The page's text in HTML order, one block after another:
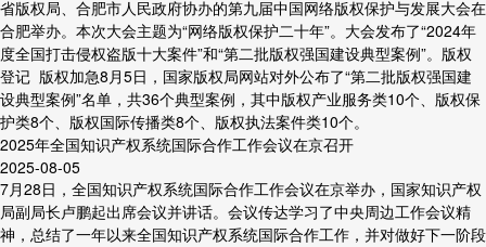
省版权局、合肥市人民政府协办的第九届中国网络版权保护与发展大会在
合肥举办。本次大会主题为“网络版权保护二十年”。大会发布了“2024年
度全国打击侵权盗版十大案件”和“第二批版权强国建设典型案例”。版权
登记 版权加急8月5日，国家版权局网站对外公布了“第二批版权强国建
设典型案例”名单，共36个典型案例，其中版权产业服务类10个、版权保
护类8个、版权国际传播类8个、版权执法案件类10个。
2025年全国知识产权系统国际合作工作会议在京召开
2025-08-05
7月28日，全国知识产权系统国际合作工作会议在京举办，国家知识产权
局副局长卢鹏起出席会议并讲话。会议传达学习了中央周边工作会议精
神，总结了一年以来全国知识产权系统国际合作工作，并对做好下一阶段